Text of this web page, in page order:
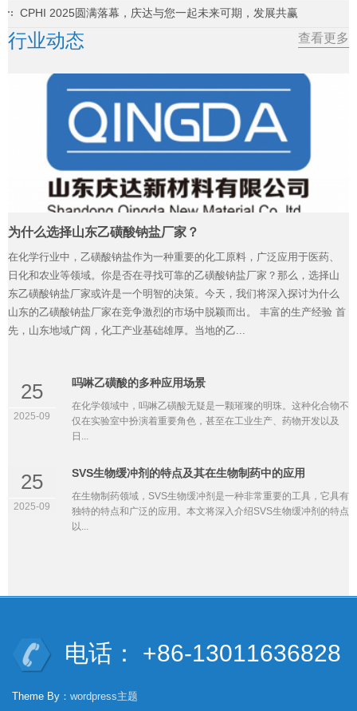
CPHI 2025圆满落幕，庆达与您一起未来可期，发展共赢
行业动态 查看更多
为什么选择山东乙磺酸钠盐厂家？
在化学行业中，乙磺酸钠盐作为一种重要的化工原料，广泛应用于医药、
日化和农业等领域。你是否在寻找可靠的乙磺酸钠盐厂家？那么，选择山
东乙磺酸钠盐厂家或许是一个明智的决策。今天，我们将深入探讨为什么
山东的乙磺酸钠盐厂家在竞争激烈的市场中脱颖而出。 丰富的生产经验 首
先，山东地域广阔，化工产业基础雄厚。当地的乙...
25
2025-09
吗啉乙磺酸的多种应用场景
在化学领域中，吗啉乙磺酸无疑是一颗璀璨的明珠。这种化合物不
仅在实验室中扮演着重要角色，甚至在工业生产、药物开发以及
日...
25
2025-09
SVS生物缓冲剂的特点及其在生物制药中的应用
在生物制药领域，SVS生物缓冲剂是一种非常重要的工具，它具有
独特的特点和广泛的应用。本文将深入介绍SVS生物缓冲剂的特点
以...
电话： +86-13011636828
Theme By： wordpress主题